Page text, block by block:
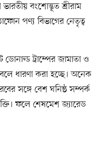
ভারতীয় বংশোদ্ভূত শ্রীরাম
পণ্য বিভাগের নেতৃত্ব
ডোনাল্ড ট্রাম্পের জামাতা ও
ধারণা করা হচ্ছে। অনেক
সঙ্গে বেশ ঘনিষ্ঠ সম্পর্ক
ফলে শেষমেশ জ্যারেড